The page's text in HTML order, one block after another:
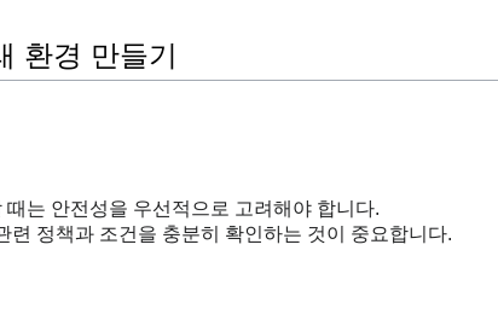
환경 만들기
때는 안전성을 우선적으로 고려해야 합니다.
련 정책과 조건을 충분히 확인하는 것이 중요합니다.